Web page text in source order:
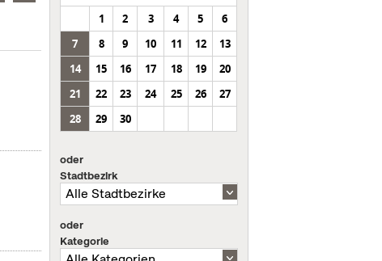
1
2 3 4 5
6
7
8 9 10 11 12
13
14
15 16 17 18 19
20
21
22 23 24 25 26
27
28
29 30
oder
Stadtbezirk
oder
Kategorie